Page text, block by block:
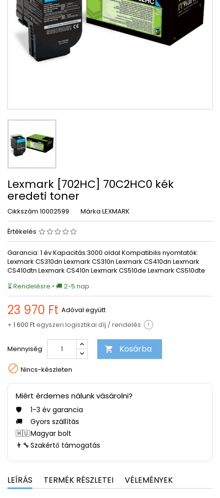
Lexmark [702HC] 70C2HC0 kék
eredeti toner
Cikkszám 10002599 Márka LEXMARK
Értékelés
Garancia: 1 év Kapacitás:3000 oldal Kompatibilis nyomtatók:
Lexmark CS310dn Lexmark CS310n Lexmark CS410dn Lexmark
CS410dtn Lexmark CS410n Lexmark CS510de Lexmark CS510dte
⏳ Rendelésre • 🚚 2-5 nap
23 970 Ft Adóval együtt
+ 1 600 Ftegyszeri logisztikai díj / rendelés i
Mennyiség  Kosárba
 Nincs-készleten
Miért érdemes nálunk vásárolni?
🛡️
1-3 év garancia
🚚
Gyors szállítás
🇭🇺Magyar bolt
👨‍🔧Szakértő támogatás
LEÍRÁS TERMÉK RÉSZLETEI VÉLEMÉNYEK